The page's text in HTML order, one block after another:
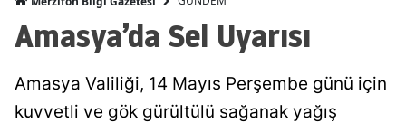
Amasya’da Sel Uyarısı
Amasya Valiliği, 14 Mayıs Perşembe günü için
kuvvetli ve gök gürültülü sağanak yağış